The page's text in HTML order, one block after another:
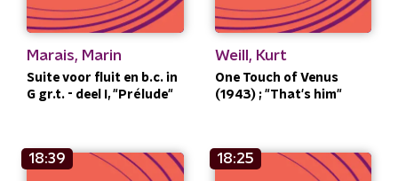
Marais, Marin
Suite voor fluit en b.c. in
G gr.t. - deel I, "Prélude"
Weill, Kurt
One Touch of Venus
(1943) ; "That's him"
18:39 18:25